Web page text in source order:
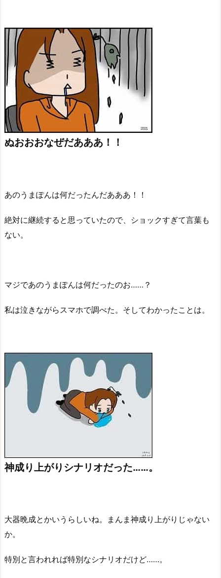
ぬおおおなぜだあああ！！
あのうまぽんは何だったんだあああ！！
絶対に継続すると思っていたので、ショックすぎて言葉も
ない。
マジであのうまぽんは何だったのお……？
私は泣きながらスマホで調べた。そしてわかったことは。
神成り上がりシナリオだった……。
大器晩成とかいうらしいね。まんま神成り上がりじゃない
か。
特別と言われれば特別なシナリオだけど……。